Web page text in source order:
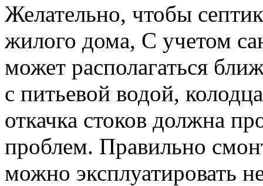
Желательно, чтобы
жилого дома, С учетом
может располагаться
с питьевой водой,
откачка стоков должна
проблем. Правильно
можно эксплуатировать